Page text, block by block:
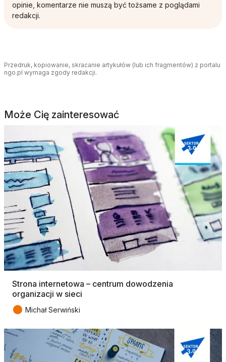
opinie, komentarze nie muszą być tożsame z poglądami
redakcji.
Przedruk, kopiowanie, skracanie artykułów (lub ich fragmentów) z portalu
ngo.pl wymaga zgody redakcji.
Może Cię zainteresować
Strona internetowa – centrum dowodzenia
organizacji w sieci
● Michał Serwiński